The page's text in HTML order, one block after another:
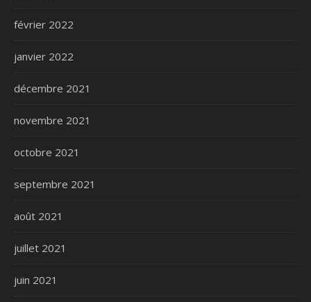
février 2022
janvier 2022
décembre 2021
novembre 2021
octobre 2021
septembre 2021
août 2021
juillet 2021
juin 2021